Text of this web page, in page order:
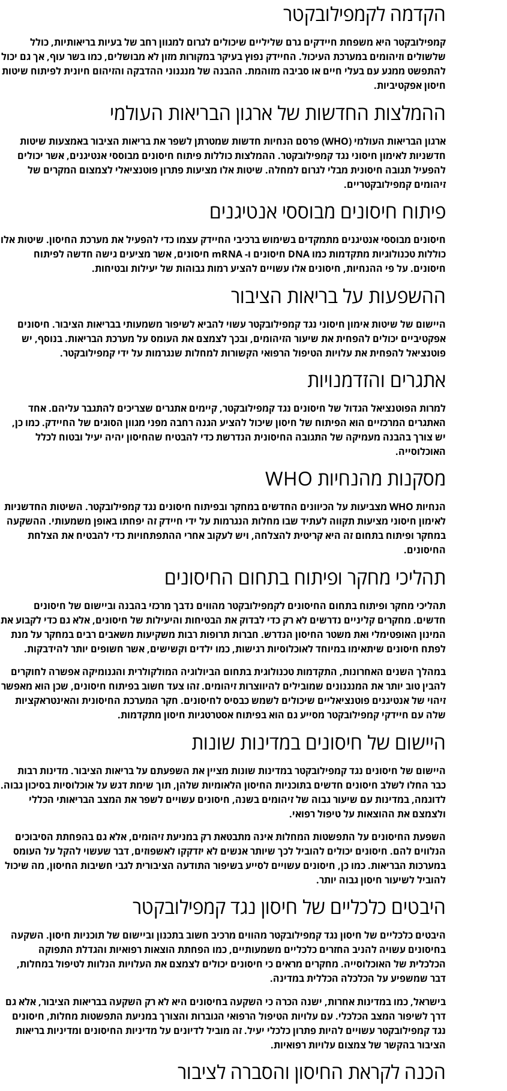
הקדמה לקמפילובקטר
קמפילובקטר היא משפחת חיידקים גרם שליליים שיכולים לגרום למגוון רחב של בעיות בריאותיות, כולל
שלשולים וזיהומים במערכת העיכול. החיידק נפוץ בעיקר במקורות מזון לא מבושלים, כמו בשר עוף, אך גם יכול
להתפשט ממגע עם בעלי חיים או סביבה מזוהמת. ההבנה של מנגנוני ההדבקה והזיהום חיונית לפיתוח שיטות
חיסון אפקטיביות.
ההמלצות החדשות של ארגון הבריאות העולמי
ארגון הבריאות העולמי (WHO) פרסם הנחיות חדשות שמטרתן לשפר את בריאות הציבור באמצעות שיטות
חדשניות לאימון חיסוני נגד קמפילובקטר. ההמלצות כוללות פיתוח חיסונים מבוססי אנטיגנים, אשר יכולים
להפעיל תגובה חיסונית מבלי לגרום למחלה. שיטות אלו מציעות פתרון פוטנציאלי לצמצום המקרים של
זיהומים קמפילובקטריים.
פיתוח חיסונים מבוססי אנטיגנים
חיסונים מבוססי אנטיגנים מתמקדים בשימוש ברכיבי החיידק עצמו כדי להפעיל את מערכת החיסון. שיטות אלו
כוללות טכנולוגיות מתקדמות כמו DNA חיסונים ו- mRNA חיסונים, אשר מציעים גישה חדשה לפיתוח
חיסונים. על פי ההנחיות, חיסונים אלו עשויים להציע רמות גבוהות של יעילות ובטיחות.
ההשפעות על בריאות הציבור
היישום של שיטות אימון חיסוני נגד קמפילובקטר עשוי להביא לשיפור משמעותי בבריאות הציבור. חיסונים
אפקטיביים יכולים להפחית את שיעור הזיהומים, ובכך לצמצם את העומס על מערכת הבריאות. בנוסף, יש
פוטנציאל להפחית את עלויות הטיפול הרפואי הקשורות למחלות שנגרמות על ידי קמפילובקטר.
אתגרים והזדמנויות
למרות הפוטנציאל הגדול של חיסונים נגד קמפילובקטר, קיימים אתגרים שצריכים להתגבר עליהם. אחד
האתגרים המרכזיים הוא הפיתוח של חיסון שיכול להציע הגנה רחבה מפני מגוון הסוגים של החיידק. כמו כן,
יש צורך בהבנה מעמיקה של התגובה החיסונית הנדרשת כדי להבטיח שהחיסון יהיה יעיל ובטוח לכלל
האוכלוסייה.
מסקנות מהנחיות WHO
הנחיות WHO מצביעות על הכיוונים החדשים במחקר ובפיתוח חיסונים נגד קמפילובקטר. השיטות החדשניות
לאימון חיסוני מציעות תקווה לעתיד שבו מחלות הנגרמות על ידי חיידק זה יפחתו באופן משמעותי. ההשקעה
במחקר ופיתוח בתחום זה היא קריטית להצלחה, ויש לעקוב אחרי ההתפתחויות כדי להבטיח את הצלחת
החיסונים.
תהליכי מחקר ופיתוח בתחום החיסונים
תהליכי מחקר ופיתוח בתחום החיסונים לקמפילובקטר מהווים נדבך מרכזי בהבנה וביישום של חיסונים
חדשים. מחקרים קליניים נדרשים לא רק כדי לבדוק את הבטיחות והיעילות של חיסונים, אלא גם כדי לקבוע את
המינון האופטימלי ואת משטר החיסון הנדרש. חברות תרופות רבות משקיעות משאבים רבים במחקר על מנת
לפתח חיסונים שיתאימו במיוחד לאוכלוסיות רגישות, כמו ילדים וקשישים, אשר חשופים יותר להידבקות.
במהלך השנים האחרונות, התקדמות טכנולוגית בתחום הביולוגיה המולקולרית והגנומיקה אפשרה לחוקרים
להבין טוב יותר את המנגנונים שמובילים להיווצרות זיהומים. זהו צעד חשוב בפיתוח חיסונים, שכן הוא מאפשר
זיהוי של אנטיגנים פוטנציאליים שיכולים לשמש כבסיס לחיסונים. חקר המערכת החיסונית והאינטראקציות
שלה עם חיידקי קמפילובקטר מסייע גם הוא בפיתוח אסטרטגיות חיסון מתקדמות.
היישום של חיסונים במדינות שונות
היישום של חיסונים נגד קמפילובקטר במדינות שונות מציין את השפעתם על בריאות הציבור. מדינות רבות
כבר החלו לשלב חיסונים חדשים בתוכניות החיסון הלאומיות שלהן, תוך שימת דגש על אוכלוסיות בסיכון גבוה.
לדוגמה, במדינות עם שיעור גבוה של זיהומים בשנה, חיסונים עשויים לשפר את המצב הבריאותי הכללי
ולצמצם את ההוצאות על טיפול רפואי.
השפעת החיסונים על התפשטות המחלות אינה מתבטאת רק במניעת זיהומים, אלא גם בהפחתת הסיבוכים
הנלווים להם. חיסונים יכולים להוביל לכך שיותר אנשים לא יזדקקו לאשפוזים, דבר שעשוי להקל על העומס
במערכות הבריאות. כמו כן, חיסונים עשויים לסייע בשיפור התודעה הציבורית לגבי חשיבות החיסון, מה שיכול
להוביל לשיעור חיסון גבוה יותר.
היבטים כלכליים של חיסון נגד קמפילובקטר
היבטים כלכליים של חיסון נגד קמפילובקטר מהווים מרכיב חשוב בתכנון וביישום של תוכניות חיסון. השקעה
בחיסונים עשויה להניב החזרים כלכליים משמעותיים, כמו הפחתת הוצאות רפואיות והגדלת התפוקה
הכלכלית של האוכלוסייה. מחקרים מראים כי חיסונים יכולים לצמצם את העלויות הנלוות לטיפול במחלות,
דבר שמשפיע על הכלכלה הכללית במדינה.
בישראל, כמו במדינות אחרות, ישנה הכרה כי השקעה בחיסונים היא לא רק השקעה בבריאות הציבור, אלא גם
דרך לשיפור המצב הכלכלי. עם עלויות הטיפול הרפואי הגוברות והצורך במניעת התפשטות מחלות, חיסונים
נגד קמפילובקטר עשויים להיות פתרון כלכלי יעיל. זה מוביל לדיונים על מדיניות החיסונים ומדיניות בריאות
הציבור בהקשר של צמצום עלויות רפואיות.
הכנה לקראת החיסון והסברה לציבור